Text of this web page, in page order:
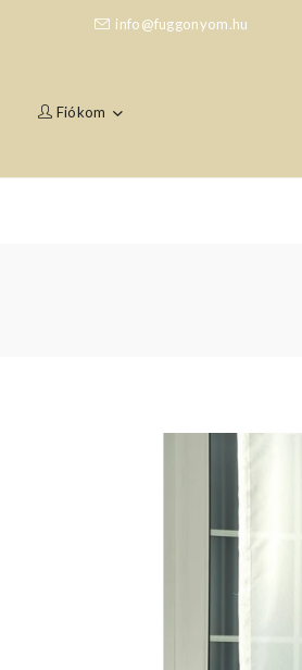
info@fuggonyom.hu
Fiókom